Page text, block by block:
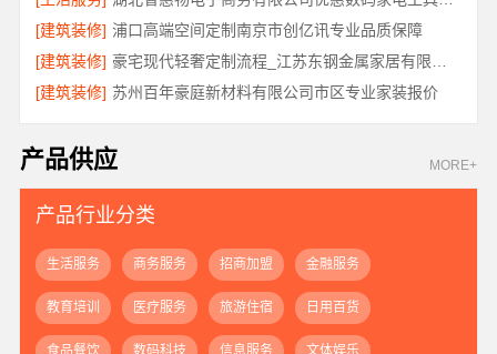
[建筑装修] 浦口高端空间定制南京市创亿讯专业品质保障
[建筑装修]
[建筑装修] 苏州百年豪庭新材料有限公司市区专业家装报价
产品供应 MORE+
产品行业分类
生活服务 商务服务 招商加盟 金融服务
教育培训 医疗服务 旅游住宿 日用百货
食品餐饮 数码科技 信息服务 文体娱乐